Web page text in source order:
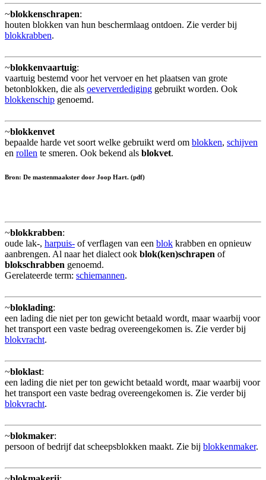
~blokkenschrapen:
houten blokken van hun beschermlaag ontdoen. Zie verder bij
blokkrabben.
~blokkenvaartuig:
vaartuig bestemd voor het vervoer en het plaatsen van grote
betonblokken, die als oeververdediging gebruikt worden. Ook
blokkenschip genoemd.
~blokkenvet
bepaalde harde vet soort welke gebruikt werd om blokken, schijven
en rollen te smeren. Ook bekend als blokvet.
Bron: De mastenmaakster door Joop Hart. (pdf)
~blokkrabben:
oude lak-, harpuis- of verflagen van een blok krabben en opnieuw
aanbrengen. Al naar het dialect ook blok(ken)schrapen of
blokschrabben genoemd.
Gerelateerde term: schiemannen.
~bloklading:
een lading die niet per ton gewicht betaald wordt, maar waarbij voor
het transport een vaste bedrag overeengekomen is. Zie verder bij
blokvracht.
~bloklast:
een lading die niet per ton gewicht betaald wordt, maar waarbij voor
het transport een vaste bedrag overeengekomen is. Zie verder bij
blokvracht.
~blokmaker:
persoon of bedrijf dat scheepsblokken maakt. Zie bij blokkenmaker.